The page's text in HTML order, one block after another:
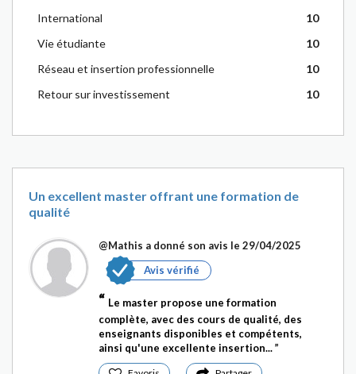
International
10
Vie étudiante
10
Réseau et insertion professionnelle
10
Retour sur investissement
10
Un excellent master offrant une formation de
qualité
@Mathis a donné son avis le 29/04/2025
Avis vérifié
Le master propose une formation
complète, avec des cours de qualité, des
enseignants disponibles et compétents,
ainsi qu'une excellente insertion...